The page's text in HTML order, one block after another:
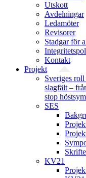
Utskott
Avdelningar
Ledamöter
Revisorer
Stadgar för
Kontakt
Projekt
Sveriges
slagfält –
stop
SES
KV21